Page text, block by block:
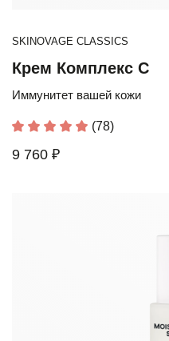
SKINOVAGE CLASSICS
Крем Комплекс С
Иммунитет вашей кожи
(78)
9 760 ₽